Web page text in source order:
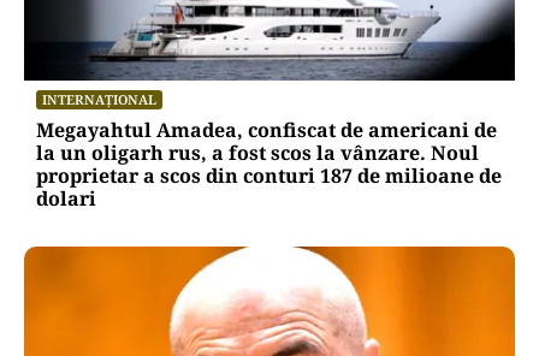
INTERNAȚIONAL
Megayahtul Amadea, confiscat de americani de
la un oligarh rus, a fost scos la vânzare. Noul
proprietar a scos din conturi 187 de milioane de
dolari